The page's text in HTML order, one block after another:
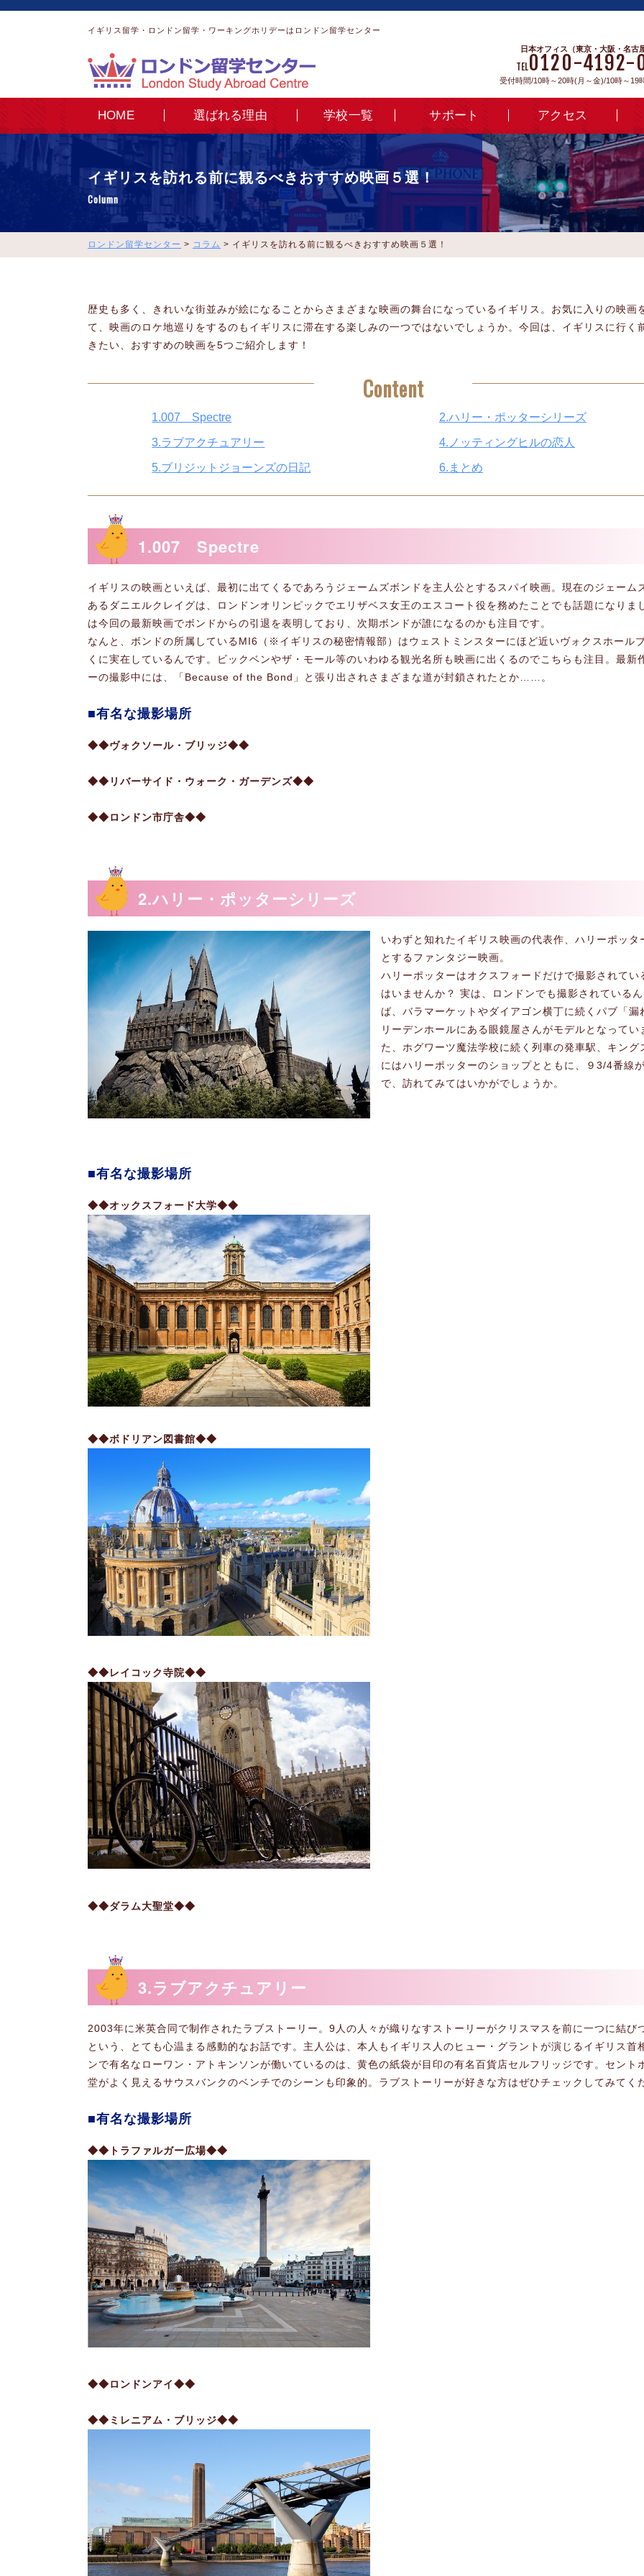
イギリス留学・ロンドン留学・ワーキングホリデーはロンドン留学センター
日本オフィス（東京・大阪・名古
TEL0120-4192-
受付時間/10時～20時(月～金)/10時～19
HOME 選ばれる理由 学校一覧 サポート アクセス
イギリスを訪れる前に観るべきおすすめ映画５選！
Column
ロンドン留学センター > コラム > イギリスを訪れる前に観るべきおすすめ映画５選！
歴史も多く、きれいな街並みが絵になることからさまざまな映画の舞台になっているイギリス。お気に入りの映画
て、映画のロケ地巡りをするのもイギリスに滞在する楽しみの一つではないでしょうか。今回は、イギリスに行く
きたい、おすすめの映画を5つご紹介します！
Content
1.007 Spectre
2.ハリー・ポッターシリーズ
3.ラブアクチュアリー
4.ノッティングヒルの恋人
5.ブリジットジョーンズの日記
6.まとめ
1.007 Spectre
イギリスの映画といえば、最初に出てくるであろうジェームズボンドを主人公とするスパイ映画。現在のジェーム
あるダニエルクレイグは、ロンドンオリンピックでエリザベス女王のエスコート役を務めたことでも話題になりま
は今回の最新映画でボンドからの引退を表明しており、次期ボンドが誰になるのかも注目です。
なんと、ボンドの所属しているMI6（※イギリスの秘密情報部）はウェストミンスターにほど近いヴォクスホール
くに実在しているんです。ビックベンやザ・モール等のいわゆる観光名所も映画に出くるのでこちらも注目。最新
ーの撮影中には、「Because of the Bond」と張り出されさまざまな道が封鎖されたとか……。
有名な撮影場所
◆◆ヴォクソール・ブリッジ◆◆
◆◆リバーサイド・ウォーク・ガーデンズ◆◆
◆◆ロンドン市庁舎◆◆
2.ハリー・ポッターシリーズ
いわずと知れたイギリス映画の代表作、ハリーポッタ
とするファンタジー映画。
ハリーポッターはオクスフォードだけで撮影されてい
はいませんか？ 実は、ロンドンでも撮影されているん
ば、バラマーケットやダイアゴン横丁に続くパブ「漏
リーデンホールにある眼鏡屋さんがモデルとなってい
た、ホグワーツ魔法学校に続く列車の発車駅、キング
にはハリーポッターのショップとともに、９3/4番線
で、訪れてみてはいかがでしょうか。
有名な撮影場所
◆◆オックスフォード大学◆◆
◆◆ボドリアン図書館◆◆
◆◆レイコック寺院◆◆
◆◆ダラム大聖堂◆◆
3.ラブアクチュアリー
2003年に米英合同で制作されたラブストーリー。9人の人々が織りなすストーリーがクリスマスを前に一つに結び
という、とても心温まる感動的なお話です。主人公は、本人もイギリス人のヒュー・グラントが演じるイギリス首
ンで有名なローワン・アトキンソンが働いているのは、黄色の紙袋が目印の有名百貨店セルフリッジです。セント
堂がよく見えるサウスバンクのベンチでのシーンも印象的。ラブストーリーが好きな方はぜひチェックしてみてく
有名な撮影場所
◆◆トラファルガー広場◆◆
◆◆ロンドンアイ◆◆
◆◆ミレニアム・ブリッジ◆◆